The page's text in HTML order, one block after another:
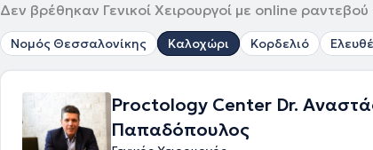
Δεν βρέθηκαν Γενικοί Χειρουργοί με online
Νομός Θεσσαλονίκης Καλοχώρι Κορδελιό
Proctology Center Dr.
Παπαδόπουλος